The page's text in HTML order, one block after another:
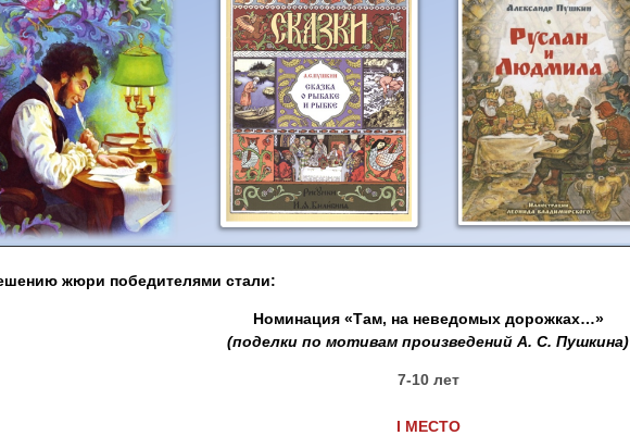
жюри победителями стали:
Номинация «Там, на неведомых дорожках…»
(поделки по мотивам произведений А. С. Пушкина)
7-10 лет
I МЕСТО